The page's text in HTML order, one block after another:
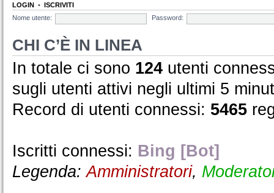
LOGIN • ISCRIVITI
Nome utente:
Password:
CHI C’È IN LINEA
In totale ci sono 124 utenti
sugli utenti attivi negli ultimi 5
Record di utenti connessi: 5465
Iscritti connessi: Bing [Bot]
Legenda:Amministratori,